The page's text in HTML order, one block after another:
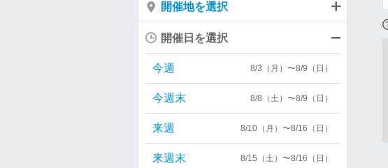
開催地を選択
開催日を選択
今週 8/3（月）〜8/9（日）
今週末 8/8（土）〜8/9（日）
来週 8/10（月）〜8/16（日）
来週末 8/15（土）〜8/16（日）